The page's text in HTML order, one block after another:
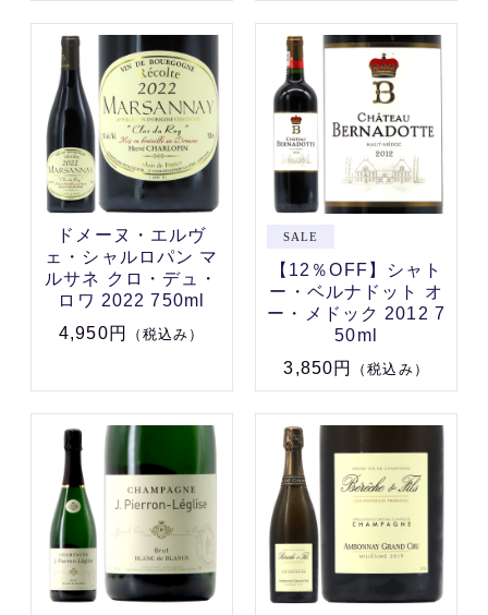
ドメーヌ・エルヴ
ェ・シャルロパン マ
ルサネ クロ・デュ・
ロワ 2022 750ml
4,950円
（税込み）
【12％OFF】シャト
ー・ベルナドット オ
ー・メドック 2012 7
50ml
3,850円
（税込み）